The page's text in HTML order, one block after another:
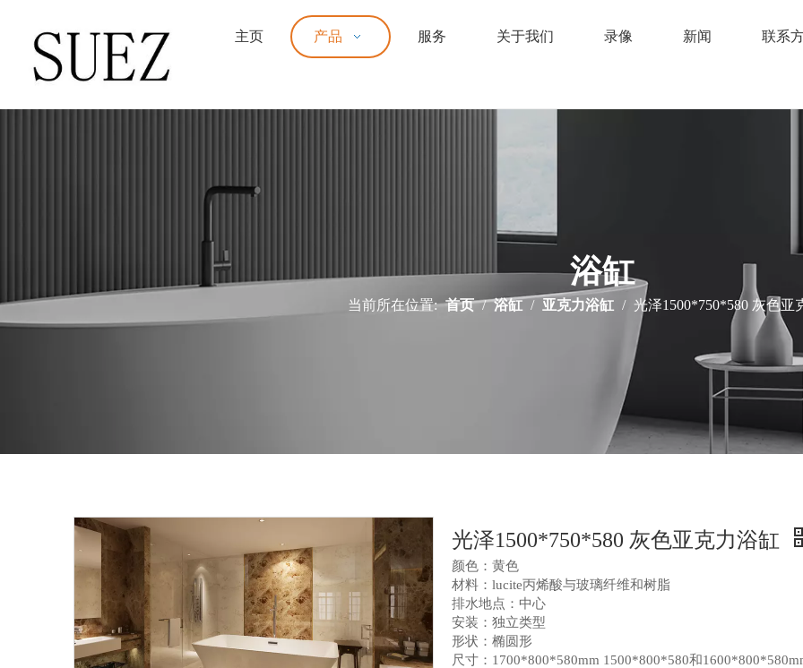
主页 产品 服务 关于我们 录像 新闻 联系
浴缸
当前所在位置: 首页 / 浴缸 / 亚克力浴缸 / 光泽1500*750*580 灰色亚
光泽1500*750*580 灰色亚克力浴缸
颜色：黄色
材料：lucite丙烯酸与玻璃纤维和树脂
排水地点：中心
安装：独立类型
形状：椭圆形
尺寸：1700*800*580mm 1500*800*580和